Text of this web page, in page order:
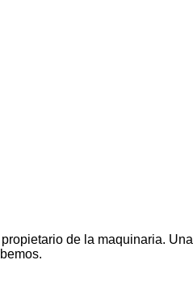
de la maquinaria. Una